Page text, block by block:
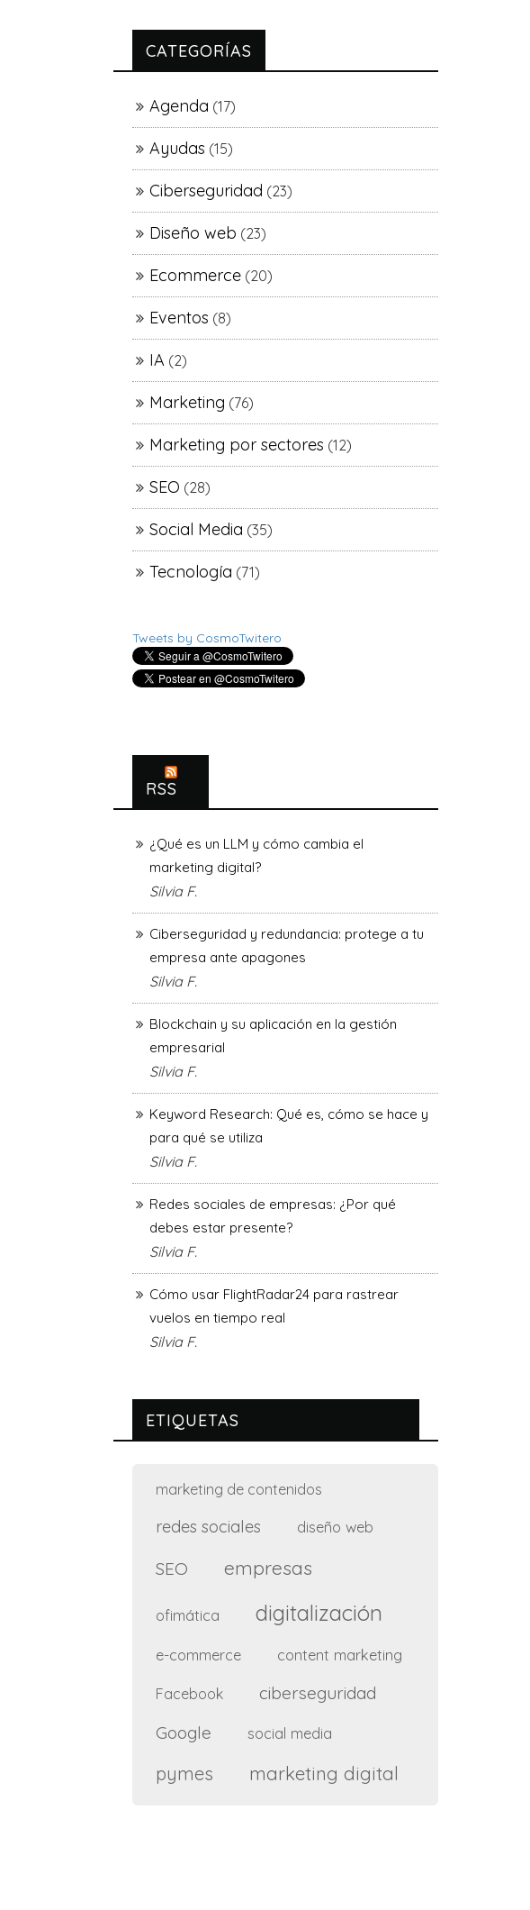
CATEGORÍAS
Agenda (17)
Ayudas (15)
Ciberseguridad (23)
Diseño web (23)
Ecommerce (20)
Eventos (8)
IA (2)
Marketing (76)
Marketing por sectores (12)
SEO (28)
Social Media (35)
Tecnología (71)
Tweets by CosmoTwitero
RSS
¿Qué es un LLM y cómo cambia el
marketing digital?
Silvia F.
Ciberseguridad y redundancia: protege a tu
empresa ante apagones
Silvia F.
Blockchain y su aplicación en la gestión
empresarial
Silvia F.
Keyword Research: Qué es, cómo se hace y
para qué se utiliza
Silvia F.
Redes sociales de empresas: ¿Por qué
debes estar presente?
Silvia F.
Cómo usar FlightRadar24 para rastrear
vuelos en tiempo real
Silvia F.
ETIQUETAS
marketing de contenidos
redes sociales diseño web
SEO empresas
ofimática digitalización
e-commerce content marketing
Facebook
ciberseguridad
Google
social media
pymes marketing digital